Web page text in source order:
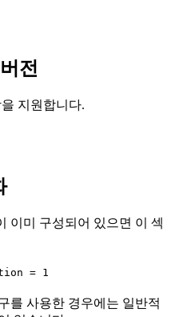
전
을 지원합니다.
이미 구성되어 있으면 이 섹
= 1
를 사용한 경우에는 일반적